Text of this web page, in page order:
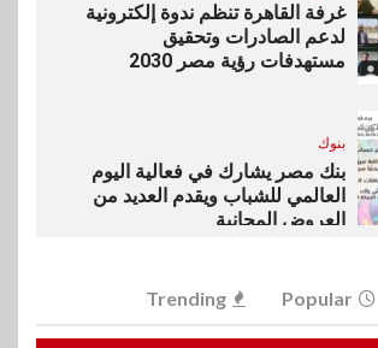
غرفة القاهرة تنظم ندوة إلكترونية
لدعم الصادرات وتحقيق
مستهدفات رؤية مصر 2030
بنوك
بنك مصر يشارك في فعالية اليوم
العالمي للشباب ويقدم العديد من
العروض المجانية
بنوك
بنك QNB مصر يعزز جاهزية
Popular
Trending